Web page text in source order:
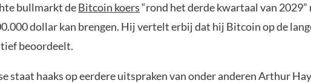
bullmarkt deBitcoin koers“rond het derde kwartaal van 2029”
dollar kan brengen. Hij vertelt erbij dat hij Bitcoin op de
beoordeelt.
staat haaks op eerdere uitspraken van onder anderen Arthur